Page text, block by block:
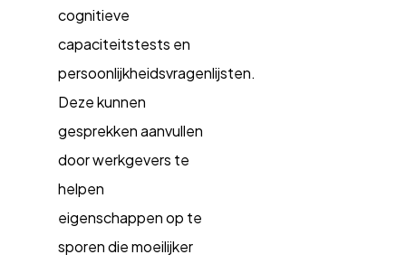
cognitieve
capaciteitstests en
persoonlijkheidsvragenlijsten.
Deze kunnen
gesprekken aanvullen
door werkgevers te
helpen
eigenschappen op te
sporen die moeilijker